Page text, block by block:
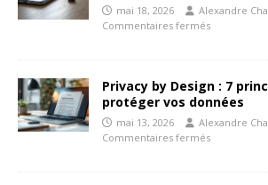
mai 18, 2026
Alexandre
Commentaires fermés
Privacy by Design : 7
protéger vos données
mai 13, 2026
Alexandre
Commentaires fermés